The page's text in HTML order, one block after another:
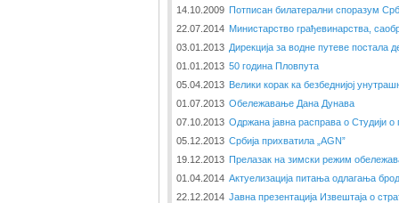
14.10.2009 Потписан билатерални споразум
22.07.2014 Министарство грађевинарства,
03.01.2013 Дирекција за водне путеве постала
01.01.2013 50 година Пловпута
05.04.2013 Велики корак ка безбеднијој
01.07.2013 Обележавање Дана Дунава
07.10.2013 Одржана јавна расправа о Студији
05.12.2013 Србија прихватила „AGN”
19.12.2013 Прелазак на зимски режим
01.04.2014 Актуелизација питања одлагања
22.12.2014 Јавна презентација Извештаја о